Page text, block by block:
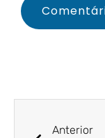
Anterior